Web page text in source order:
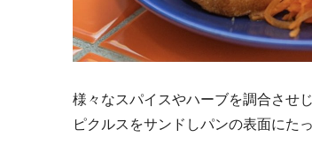
様々なスパイスやハーブを調合させ
ピクルスをサンドしパンの表面にた